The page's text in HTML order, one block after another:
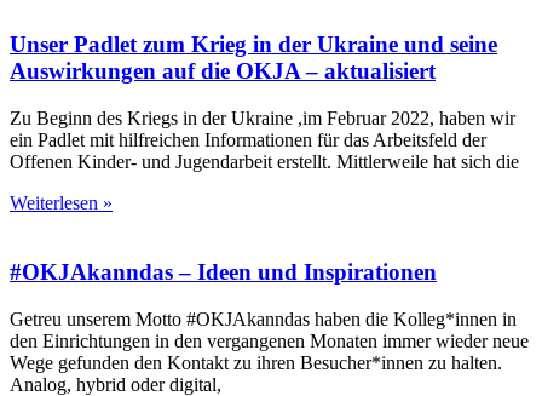
Unser Padlet zum Krieg in der Ukraine und seine
Auswirkungen auf die OKJA – aktualisiert
Zu Beginn des Kriegs in der Ukraine ,im Februar 2022, haben wir
ein Padlet mit hilfreichen Informationen für das Arbeitsfeld der
Offenen Kinder- und Jugendarbeit erstellt. Mittlerweile hat sich die
Weiterlesen »
#OKJAkanndas – Ideen und Inspirationen
Getreu unserem Motto #OKJAkanndas haben die Kolleg*innen in
den Einrichtungen in den vergangenen Monaten immer wieder neue
Wege gefunden den Kontakt zu ihren Besucher*innen zu halten.
Analog, hybrid oder digital,